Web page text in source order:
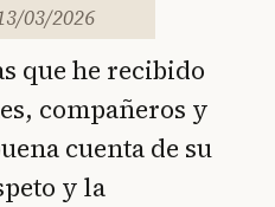
03/2026
que he recibido
compañeros y
cuenta de su
y la